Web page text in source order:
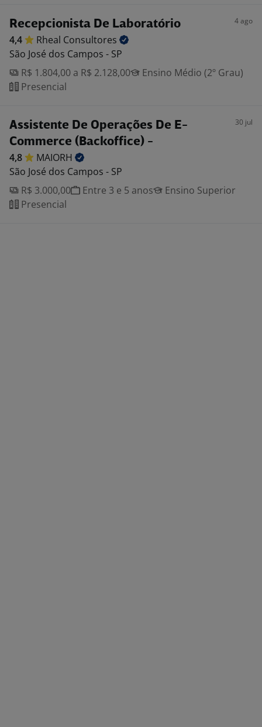
Recepcionista De Laboratório 4 ago
4,4 Rheal Consultores
São José dos Campos - SP
R$ 1.804,00 a R$ 2.128,00
Ensino Médio (2º Grau)
Presencial
Assistente De Operações De E-
Commerce (Backoffice) -
30 jul
4,8
MAIORH
São José dos Campos - SP
R$ 3.000,00
Entre 3 e 5 anos
Ensino Superior
Presencial